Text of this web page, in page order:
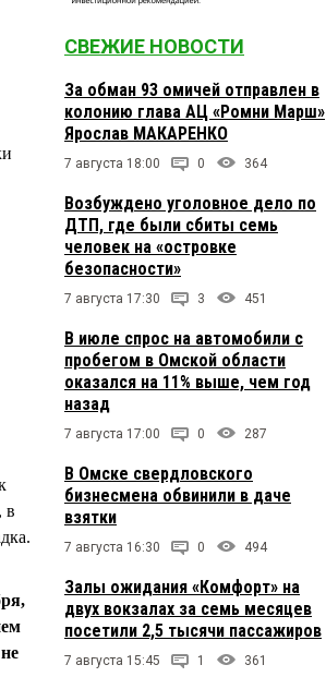
в
СВЕЖИЕ НОВОСТИ
За обман 93 омичей отправлен в
колонию глава АЦ «Ромни Марш»
Ярослав МАКАРЕНКО
7 августа 18:00 0 364
Возбуждено уголовное дело по
ДТП, где были сбиты семь
человек на «островке
безопасности»
7 августа 17:30 3 451
В июле спрос на автомобили с
пробегом в Омской области
оказался на 11% выше, чем год
назад
7 августа 17:00 0 287
В Омске свердловского
бизнесмена обвинили в даче
взятки
7 августа 16:30 0 494
Залы ожидания «Комфорт» на
двух вокзалах за семь месяцев
посетили 2,5 тысячи пассажиров
7 августа 15:45 1 361